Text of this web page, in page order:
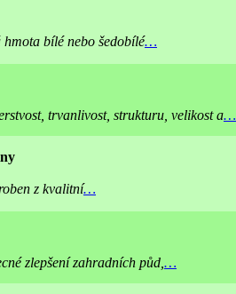
bílé nebo šedobílé…
trvanlivost, strukturu, velikost a…
z kvalitní…
zlepšení zahradních půd, …